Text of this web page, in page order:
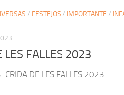
/ FESTEJOS / IMPORTANTE /
LES FALLES 2023
DE LES FALLES 2023